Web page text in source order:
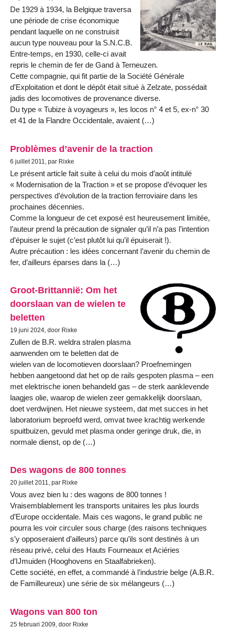
De 1929 à 1934, la Belgique traversa
une période de crise économique
pendant laquelle on ne construisit
aucun type nouveau pour la S.N.C.B.
Entre-temps, en 1930, celle-ci avait
repris le chemin de fer de Gand à Terneuzen.
Cette compagnie, qui fit partie de la Société Générale
d’Exploitation et dont le dépôt était situé à Zelzate, possédait
jadis des locomotives de provenance diverse.
Du type « Tubize à voyageurs », les locos n° 4 et 5, ex-n° 30
et 41 de la Flandre Occidentale, avaient (…)
Problèmes d’avenir de la traction
6 juillet 2011, par Rixke
Le présent article fait suite à celui du mois d’août intitulé
« Modernisation de la Traction » et se propose d’évoquer les
perspectives d’évolution de la traction ferroviaire dans les
prochaines décennies.
Comme la longueur de cet exposé est heureusement limitée,
l’auteur prend la précaution de signaler qu’il n’a pas l’intention
d’épuiser le sujet (c’est plutôt lui qu’il épuiserait !).
Autre précaution : les idées concernant l’avenir du chemin de
fer, d’ailleurs éparses dans la (…)
Groot-Brittannië: Om het
doorslaan van de wielen te
beletten
19 juni 2024, door Rixke
Zullen de B.R. weldra stralen plasma
aanwenden om te beletten dat de
wielen van de locomotieven doorslaan? Proefnemingen
hebben aangetoond dat het op de rails gespoten plasma – een
met elektrische ionen behandeld gas – de sterk aanklevende
laagjes olie, waarop de wielen zeer gemakkelijk doorslaan,
doet verdwijnen. Het nieuwe systeem, dat met succes in het
laboratorium beproefd werd, omvat twee krachtig werkende
spuitbuizen, gevuld met plasma onder geringe druk, die, in
normale dienst, op de (…)
Des wagons de 800 tonnes
20 juillet 2011, par Rixke
Vous avez bien lu : des wagons de 800 tonnes !
Vraisemblablement les transports unitaires les plus lourds
d’Europe occidentale. Mais ces wagons, le grand public ne
pourra les voir circuler sous charge (des raisons techniques
s’y opposeraient d’ailleurs) parce qu’ils sont destinés à un
réseau privé, celui des Hauts Fourneaux et Aciéries
d’IJmuiden (Hooghovens en Staalfabrieken).
Cette société, en effet, a commandé à l’industrie belge (A.B.R.
de Familleureux) une série de six mélangeurs (…)
Wagons van 800 ton
25 februari 2009, door Rixke